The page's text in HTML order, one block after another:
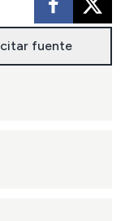
citar fuente